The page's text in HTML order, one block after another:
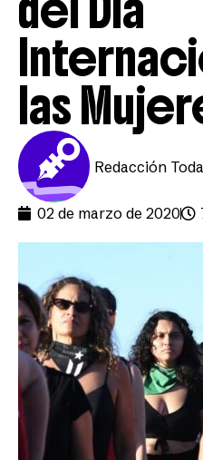
las
Redacción
02 de marzo de 2020